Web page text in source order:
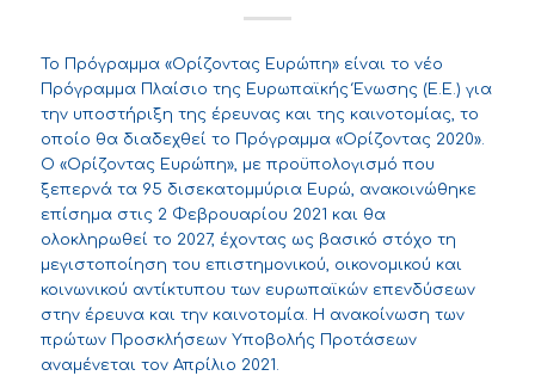
To Πρόγραμμα «Ορίζοντας Ευρώπη» είναι το νέο
Πρόγραμμα Πλαίσιο της Ευρωπαϊκής Ένωσης (E. E.) για
την υποστήριξη της έρευνας και της καινοτομίας, το
οποίο θα διαδεχθεί το Πρόγραμμα «Ορίζοντας 2020».
Ο «Ορίζοντας Ευρώπη», με προϋπολογισμό που
ξεπερνά τα 95 δισεκατομμύρια Ευρώ, ανακοινώθηκε
επίσημα στις 2 Φεβρουαρίου 2021 και θα
ολοκληρωθεί το 2027, έχοντας ως βασικό στόχο τη
μεγιστοποίηση του επιστημονικού, οικονομικού και
κοινωνικού αντίκτυπου των ευρωπαϊκών επενδύσεων
στην έρευνα και την καινοτομία. Η ανακοίνωση των
πρώτων Προσκλήσεων Υποβολής Προτάσεων
αναμένεται τον Απρίλιο 2021.